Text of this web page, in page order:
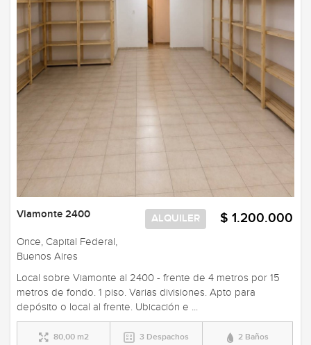
$ 1.200.000
ALQUILER
Viamonte 2400
Once, Capital Federal,
Buenos Aires
Local sobre Viamonte al 2400 - frente de 4 metros por 15
metros de fondo. 1 piso. Varias divisiones. Apto para
depósito o local al frente. Ubicación e ...
80,00 m2 3 Despachos 2 Baños